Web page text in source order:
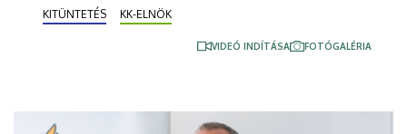
Orvos Kitüntetést, valamint a Sürgősségi
KITÜNTETÉS
KK-ELNÖK
VIDEÓ INDÍTÁSA FOTÓGALÉRIA